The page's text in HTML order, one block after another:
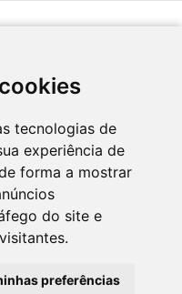
tecnologias de
experiência de
forma a mostrar
do site e
preferências
os direitos reservados